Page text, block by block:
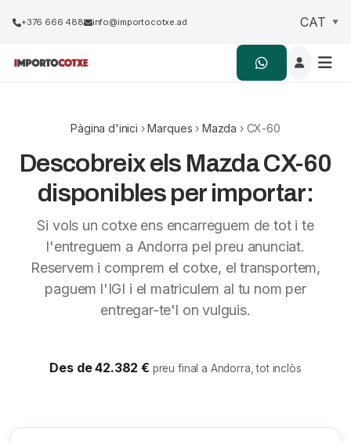
+376 666 488 info@importocotxe.ad
Pàgina d'inici ›Marques › Mazda › CX-60
Descobreix els Mazda CX-60
disponibles per importar:
Si vols un cotxe ens encarreguem de tot i te
l'entreguem a Andorra pel preu anunciat.
Reservem i comprem el cotxe, el transportem,
paguem l'IGI i el matriculem al tu nom per
entregar-te'l on vulguis.
Des de 42.382 € preu final a Andorra, tot inclòs